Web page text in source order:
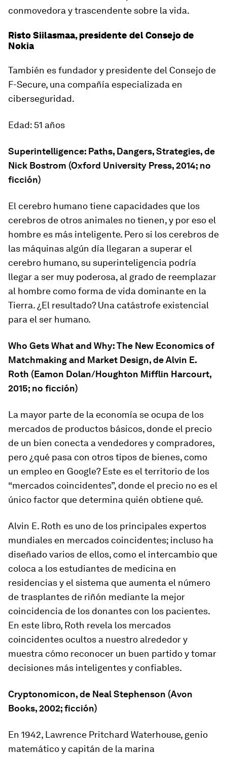
conmovedora y trascendente sobre la vida.
Risto Siilasmaa, presidente del Consejo de
Nokia
También es fundador y presidente del Consejo de
F-Secure, una compañía especializada en
ciberseguridad.
Edad: 51 años
Superintelligence: Paths, Dangers, Strategies, de
Nick Bostrom (Oxford University Press, 2014; no
ficción)
El cerebro humano tiene capacidades que los
cerebros de otros animales no tienen, y por eso el
hombre es más inteligente. Pero si los cerebros de
las máquinas algún día llegaran a superar el
cerebro humano, su superinteligencia podría
llegar a ser muy poderosa, al grado de reemplazar
al hombre como forma de vida dominante en la
Tierra. ¿El resultado? Una catástrofe existencial
para el ser humano.
Who Gets What and Why: The New Economics of
Matchmaking and Market Design, de Alvin E.
Roth (Eamon Dolan/Houghton Mifflin Harcourt,
2015; no ficción)
La mayor parte de la economía se ocupa de los
mercados de productos básicos, donde el precio
de un bien conecta a vendedores y compradores,
pero ¿qué pasa con otros tipos de bienes, como
un empleo en Google? Este es el territorio de los
“mercados coincidentes”, donde el precio no es el
único factor que determina quién obtiene qué.
Alvin E. Roth es uno de los principales expertos
mundiales en mercados coincidentes; incluso ha
diseñado varios de ellos, como el intercambio que
coloca a los estudiantes de medicina en
residencias y el sistema que aumenta el número
de trasplantes de riñón mediante la mejor
coincidencia de los donantes con los pacientes.
En este libro, Roth revela los mercados
coincidentes ocultos a nuestro alrededor y
muestra cómo reconocer un buen partido y tomar
decisiones más inteligentes y confiables.
Cryptonomicon, de Neal Stephenson (Avon
Books, 2002; ficción)
En 1942, Lawrence Pritchard Waterhouse, genio
matemático y capitán de la marina